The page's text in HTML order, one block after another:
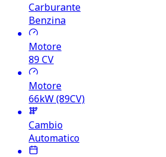
Carburante
Benzina
Motore
89CV
Motore
66kW (89CV)
Cambio
Automatico